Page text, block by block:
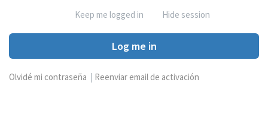
Keep me logged in Hide session
Log me in
Olvidé mi contraseña Reenviar email de activación